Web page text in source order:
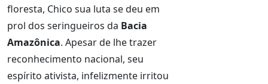
floresta, Chico sua luta se deu em
prol dos seringueiros da Bacia
Amazônica. Apesar de lhe trazer
reconhecimento nacional, seu
espírito ativista, infelizmente irritou